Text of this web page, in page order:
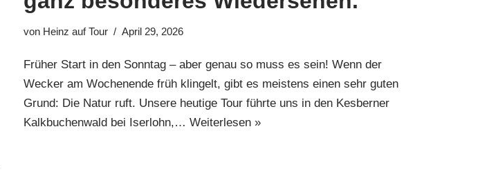
von Heinz auf Tour April 29, 2026
Früher Start in den Sonntag – aber genau so muss es sein! Wenn der
Wecker am Wochenende früh klingelt, gibt es meistens einen sehr guten
Grund: Die Natur ruft. Unsere heutige Tour führte uns in den Kesberner
Kalkbuchenwald bei Iserlohn,… Weiterlesen »